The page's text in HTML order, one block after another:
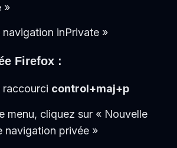
»
navigation inPrivate »
Firefox :
raccourci control+maj+p
menu, cliquez sur « Nouvelle
navigation privée »